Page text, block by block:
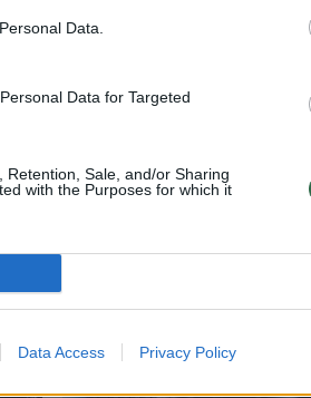
Data.
Data for Targeted
Sale, and/or Sharing
with the Purposes for which it
Data Access Privacy Policy
2025-11-25
4